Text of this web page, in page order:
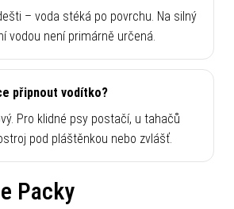
– voda stéká po povrchu. Na silný
vodou není primárně určená.
připnout vodítko?
Pro klidné psy postačí, u tahačů
pod pláštěnkou nebo zvlášť.
Packy